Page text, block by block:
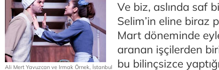
Ali Mert Yavuzcan ve Irmak Örnek, İstanbul
Ve biz, aslında saf
Selim’in eline biraz
Mart döneminde
aranan işçilerden
bu bilinçsizce